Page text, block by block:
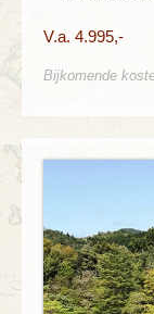
V.a. 4.995,-
Bijkomende